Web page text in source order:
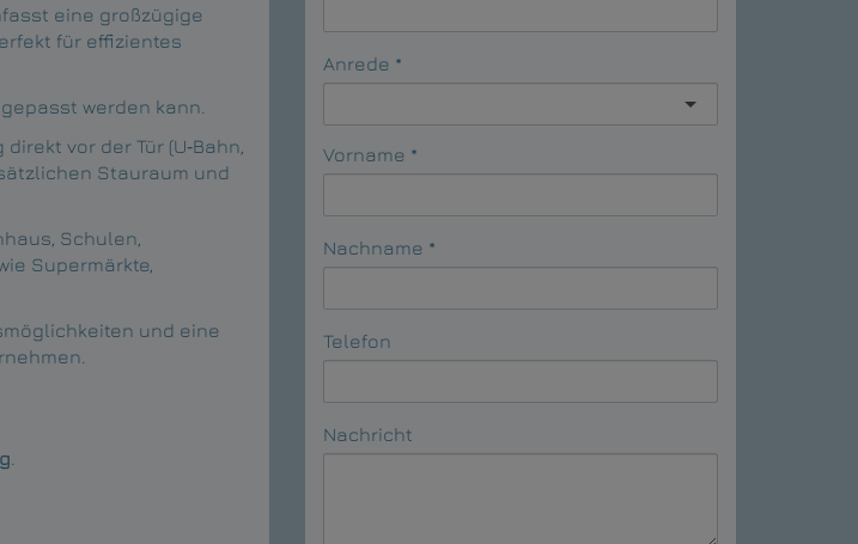
eine großzügige
für effizientes
werden kann.
vor der Tür (U‑Bahn,
Stauraum und
Schulen,
Supermärkte,
und eine
Anrede
Vorname
Nachname
Telefon
Nachricht